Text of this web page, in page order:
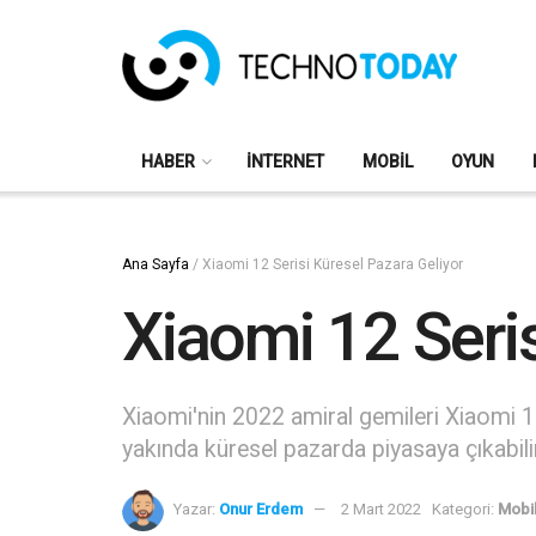
HABER İNTERNET MOBIL OYUN
Ana Sayfa / Xiaomi 12 Serisi Küresel Pazara Geliyor
Xiaomi 12
Xiaomi'nin 2022 amiral gemileri Xiaomi
yakında küresel pazarda piyasaya
Yazar: Onur Erdem 2 Mart 2022 Kategori: Mobil